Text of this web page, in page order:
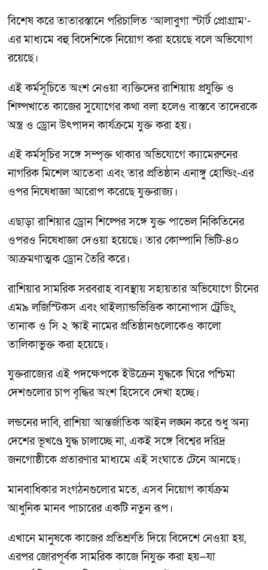
বিশেষ করে তাতারস্তানে পরিচালিত ‘আলাবুগা স্টার্ট প্রোগ্রাম’-
এর মাধ্যমে বহু বিদেশিকে নিয়োগ করা হয়েছে বলে অভিযোগ
রয়েছে।
এই কর্মসূচিতে অংশ নেওয়া ব্যক্তিদের রাশিয়ায় প্রযুক্তি ও
শিল্পখাতে কাজের সুযোগের কথা বলা হলেও বাস্তবে তাদেরকে
অস্ত্র ও ড্রোন উৎপাদন কার্যক্রমে যুক্ত করা হয়।
এই কর্মসূচির সঙ্গে সম্পৃক্ত থাকার অভিযোগে ক্যামেরুনের
নাগরিক মিশেল আতেবা এবং তার প্রতিষ্ঠান এনাঙ্গু হোল্ডিং-এর
ওপর নিষেধাজ্ঞা আরোপ করেছে যুক্তরাজ্য।
এছাড়া রাশিয়ার ড্রোন শিল্পের সঙ্গে যুক্ত পাভেল নিকিতিনের
ওপরও নিষেধাজ্ঞা দেওয়া হয়েছে। তার কোম্পানি ভিটি-৪০
আক্রমণাত্মক ড্রোন তৈরি করে।
রাশিয়ার সামরিক সরবরাহ ব্যবস্থায় সহায়তার অভিযোগে চীনের
এম৯ লজিস্টিকস এবং থাইল্যান্ডভিত্তিক কানোপাস ট্রেডিং,
তানাক ও সি ২ স্কাই নামের প্রতিষ্ঠানগুলোকেও কালো
তালিকাভুক্ত করা হয়েছে।
যুক্তরাজ্যের এই পদক্ষেপকে ইউক্রেন যুদ্ধকে ঘিরে পশ্চিমা
দেশগুলোর চাপ বৃদ্ধির অংশ হিসেবে দেখা হচ্ছে।
লন্ডনের দাবি, রাশিয়া আন্তর্জাতিক আইন লঙ্ঘন করে শুধু অন্য
দেশের ভূখণ্ডে যুদ্ধ চালাচ্ছে না, একই সঙ্গে বিশ্বের দরিদ্র
জনগোষ্ঠীকে প্রতারণার মাধ্যমে এই সংঘাতে টেনে আনছে।
মানবাধিকার সংগঠনগুলোর মতে, এসব নিয়োগ কার্যক্রম
আধুনিক মানব পাচারের একটি নতুন রূপ।
এখানে মানুষকে কাজের প্রতিশ্রুতি দিয়ে বিদেশে নেওয়া হয়,
এরপর জোরপূর্বক সামরিক কাজে নিযুক্ত করা হয়—যা